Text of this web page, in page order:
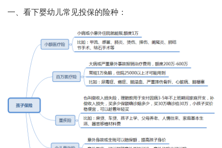
一、看下婴幼儿常见投保的险种：